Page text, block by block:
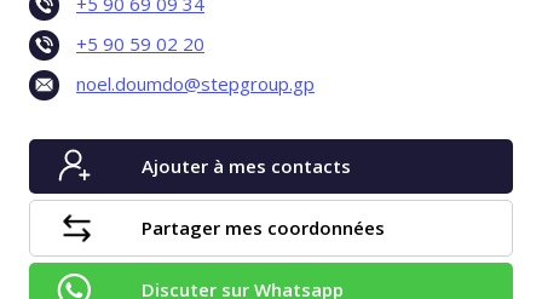
+5 90 59 02 20
noel.doumdo@stepgroup.gp
Ajouter à mes contacts
Partager mes coordonnées
Discuter sur Whatsapp